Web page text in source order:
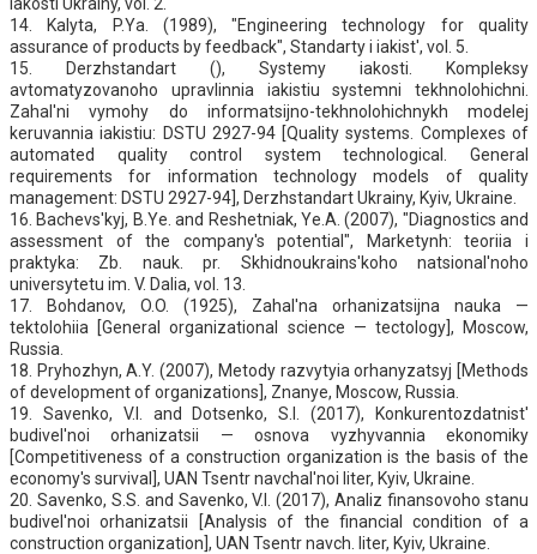
14. Kalyta, P.Ya. (1989), "Engineering technology for quality
assurance of products by feedback", Standarty i iakist', vol. 5.
15. Derzhstandart (), Systemy iakosti. Kompleksy
avtomatyzovanoho upravlinnia iakistiu systemni tekhnolohichni.
Zahal'ni vymohy do informatsijno-tekhnolohichnykh modelej
keruvannia iakistiu: DSTU 2927-94 [Quality systems. Complexes of
automated quality control system technological. General
requirements for information technology models of quality
management: DSTU 2927-94], Derzhstandart Ukrainy, Kyiv, Ukraine.
16. Bachevs'kyj, B.Ye. and Reshetniak, Ye.A. (2007), "Diagnostics and
assessment of the company's potential", Marketynh: teoriia i
praktyka: Zb. nauk. pr. Skhidnoukrains'koho natsional'noho
universytetu im. V. Dalia, vol. 13.
17. Bohdanov, O.O. (1925), Zahal'na orhanizatsijna nauka —
tektolohiia [General organizational science — tectology], Moscow,
Russia.
18. Pryhozhyn, A.Y. (2007), Metody razvytyia orhanyzatsyj [Methods
of development of organizations], Znanye, Moscow, Russia.
19. Savenko, V.I. and Dotsenko, S.I. (2017), Konkurentozdatnist'
budivel'noi orhanizatsii — osnova vyzhyvannia ekonomiky
[Competitiveness of a construction organization is the basis of the
economy's survival], UAN Tsentr navchal'noi liter, Kyiv, Ukraine.
20. Savenko, S.S. and Savenko, V.I. (2017), Analiz finansovoho stanu
budivel'noi orhanizatsii [Analysis of the financial condition of a
construction organization], UAN Tsentr navch. liter, Kyiv, Ukraine.